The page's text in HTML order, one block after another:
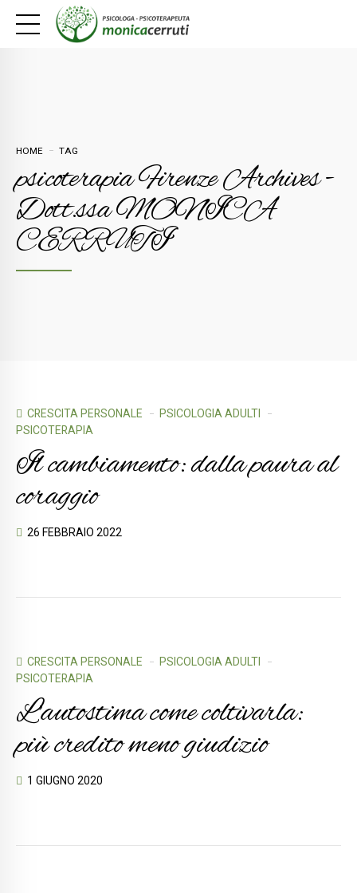
HOME TAG
psicoterapia Firenze Archives -
Dott.ssa MONICA
CERRUTI
CRESCITA PERSONALE
PSICOLOGIA ADULTI
PSICOTERAPIA
Il cambiamento: dalla paura al
coraggio
26 FEBBRAIO 2022
CRESCITA PERSONALE
PSICOLOGIA ADULTI
PSICOTERAPIA
L’autostima come coltivarla:
più credito meno giudizio
1 GIUGNO 2020